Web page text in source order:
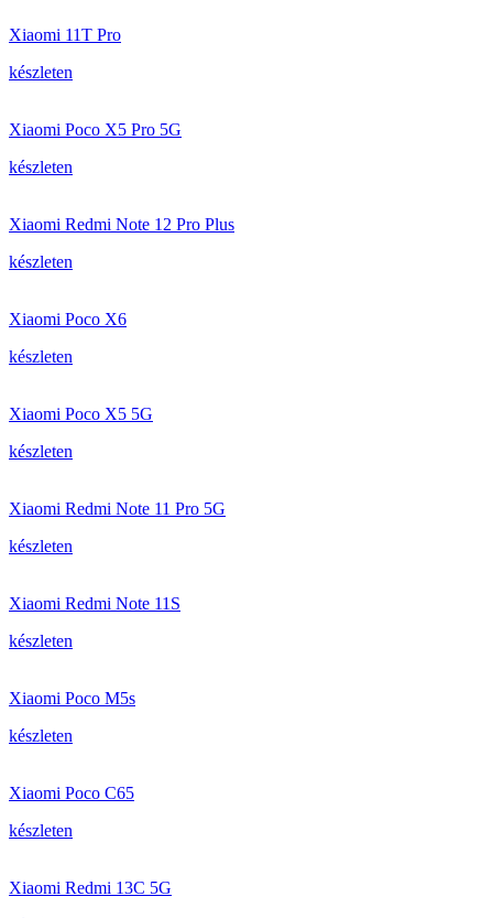
Xiaomi 11T Pro
készleten
Xiaomi Poco X5 Pro 5G
készleten
Xiaomi Redmi Note 12 Pro Plus
készleten
Xiaomi Poco X6
készleten
Xiaomi Poco X5 5G
készleten
Xiaomi Redmi Note 11 Pro 5G
készleten
Xiaomi Redmi Note 11S
készleten
Xiaomi Poco M5s
készleten
Xiaomi Poco C65
készleten
Xiaomi Redmi 13C 5G